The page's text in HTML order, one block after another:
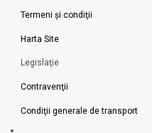
Termeni şi condiţii
Harta Site
Legislaţie
Contravenţii
Condiţii generale de transport